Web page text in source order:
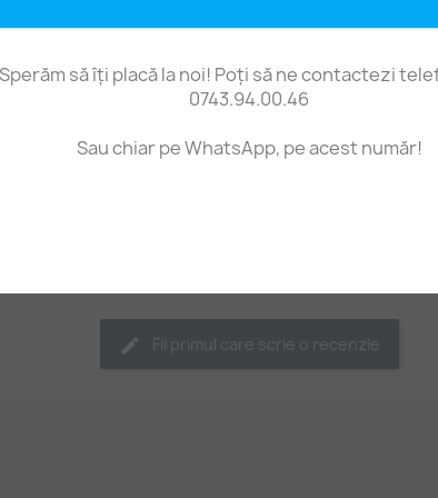
Sperăm să îți placă la noi! Poți să ne contactezi
0743.94.00.46
Sau chiar pe WhatsApp, pe acest număr!
Se pot folosi și
Dimensiuni
2 mm.
Preț pe 50 de
Fii primul care scrie o recenzie